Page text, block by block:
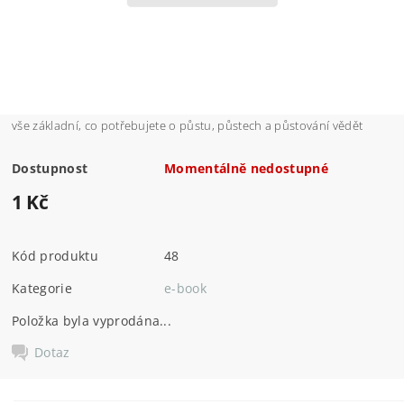
vše základní, co potřebujete o půstu, půstech a půstování vědět
Dostupnost Momentálně nedostupné
1 Kč
Kód produktu
48
Kategorie
e-book
Položka byla vyprodána...
Dotaz